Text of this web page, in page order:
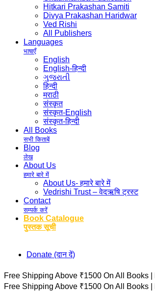
Hitkari Prakashan Samiti
Divya Prakashan Haridwar
Ved Rishi
All Publishers
Languages
भाषाएँ
English
English-हिन्दी
ગુજરાતી
हिन्दी
मराठी
संस्कृत
संस्कृत-English
संस्कृत-हिन्दी
All Books
सभी किताबें
Blog
लेख
About Us
हमारे बारे में
About Us- हमारे बारे में
Vedrishi Trust – वेदऋषि ट्रस्ट
Contact
सम्पर्क करें
Book Catalogue
पुस्तक सूची
Donate (दान दें)
Free Shipping Above ₹1500 On All Books |
Free Shipping Above ₹1500 On All Books |